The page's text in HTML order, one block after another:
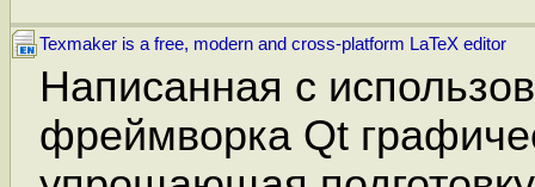
Texmaker is a free, modern and cross-platform LaTeX editor
Написанная с
фреймворка Qt